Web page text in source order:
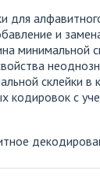
для
и
минимальной
склейки в
кодировок с